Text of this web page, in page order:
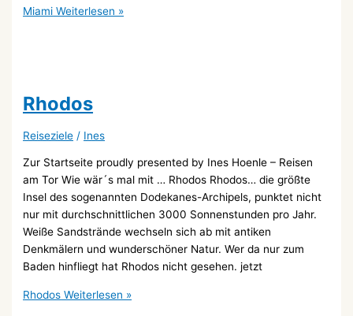
Miami Weiterlesen »
Rhodos
Reiseziele / Ines
Zur Startseite proudly presented by Ines Hoenle – Reisen
am Tor Wie wär´s mal mit … Rhodos Rhodos… die größte
Insel des sogenannten Dodekanes-Archipels, punktet nicht
nur mit durchschnittlichen 3000 Sonnenstunden pro Jahr.
Weiße Sandstrände wechseln sich ab mit antiken
Denkmälern und wunderschöner Natur. Wer da nur zum
Baden hinfliegt hat Rhodos nicht gesehen. jetzt
Rhodos Weiterlesen »